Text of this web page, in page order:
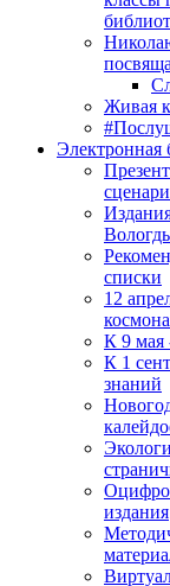
Живая
Электронная
списки
12
К 9
К 1
знаний
издания